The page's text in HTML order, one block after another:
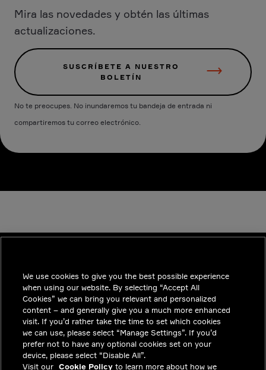
Mira las novedades y obtén las últimas
actualizaciones.
SUSCRÍBETE A NUESTRO
BOLETÍN
No te preocupes. No inundaremos tu bandeja de entrada ni
compartiremos tu correo electrónico.
INDUSTRIES
TENDENCIAS
SOLUCIONES
CARRERAS
INVERSIONISTAS
We use cookies to give you the best possible experience
when using our website. By selecting “Accept All
Cookies” we can bring you relevant and personalized
content – and generally give you a much more enhanced
visit. If you’d rather take the time to set which cookies
we can use, please select “Manage Settings”. If you’d
prefer not to have any optional cookies set on your
device, please select “Disable All”.
Visit our Cookie Policy to learn more about how we